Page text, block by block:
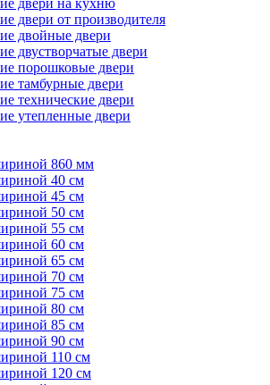
двери на кухню
двери от производителя
двойные двери
двустворчатые двери
порошковые двери
тамбурные двери
технические двери
утепленные двери
860 мм
40 см
45 см
50 см
55 см
60 см
65 см
70 см
75 см
80 см
85 см
90 см
110 см
120 см